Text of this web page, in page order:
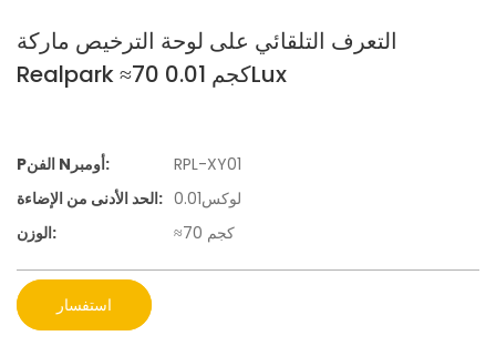
التعرف التلقائي على لوحة الترخيص ماركة
Realpark ≈70 كجم 0.01Lux
Pالفن Nأومبر:
RPL-XY01
الحد الأدنى من الإضاءة:
لوكس0.01
الوزن:
≈70 كجم
استفسار